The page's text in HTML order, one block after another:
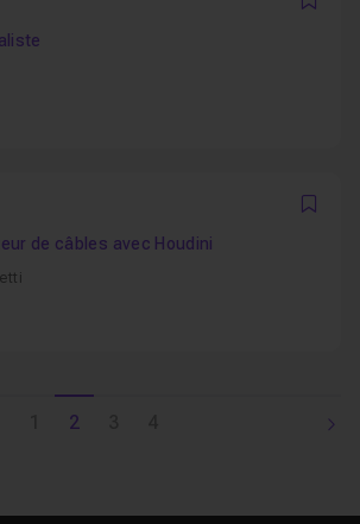
de câbles avec Houdini
2